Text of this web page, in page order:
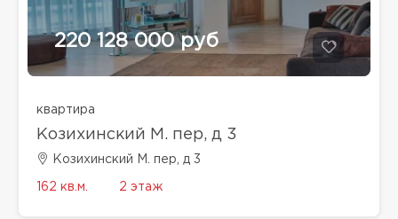
220 128 000 руб
квартира
Козихинский М. пер, д 3
Козихинский М. пер, д 3
162 кв.м. 2 этаж